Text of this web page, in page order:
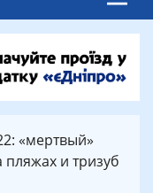
«мертвый»
пляжах и тризуб